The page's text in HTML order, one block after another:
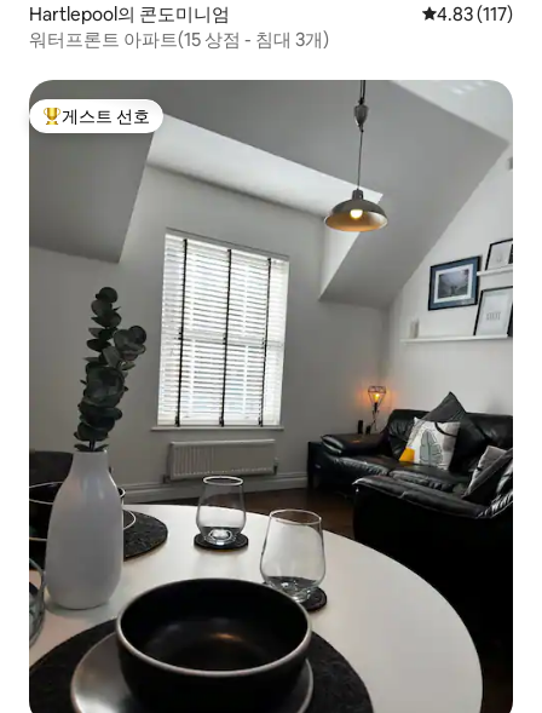
Hartlepool의 콘도미니엄 평점 4.83점(5
4.83 (117)
워터프론트 아파트(15 상점 - 침대 3개)
상위 게스트 선호
게스트 선호